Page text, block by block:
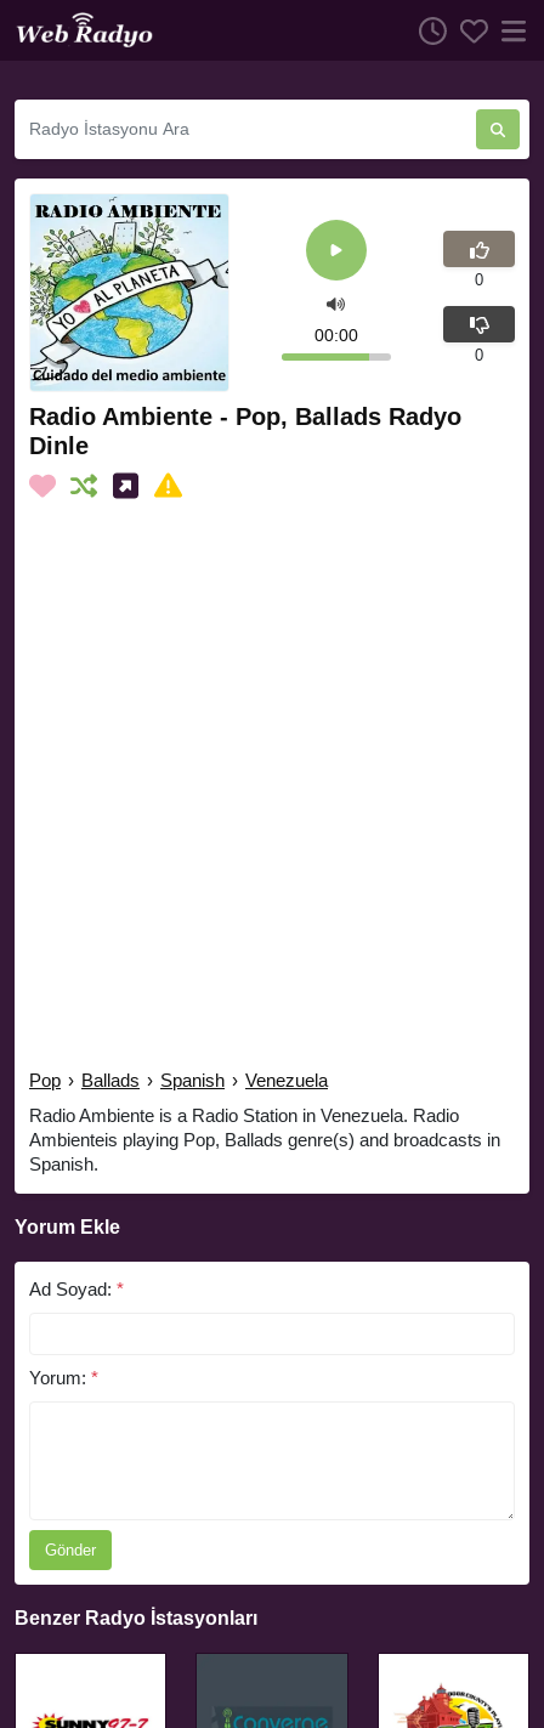
Radio Ambiente - Pop, Ballads Radyo
Dinle
Pop › Ballads › Spanish › Venezuela
Radio Ambiente is a Radio Station in Venezuela. Radio
Ambienteis playing Pop, Ballads genre(s) and broadcasts in
Spanish.
00:00
0
0
Yorum Ekle
Ad Soyad: *
Yorum: *
Gönder
Benzer Radyo İstasyonları